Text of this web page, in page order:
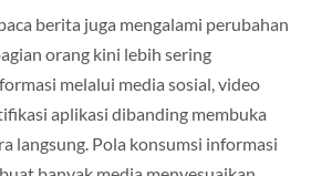
berita juga mengalami perubahan
orang kini lebih sering
melalui media sosial, video
aplikasi dibanding membuka
langsung. Pola konsumsi informasi